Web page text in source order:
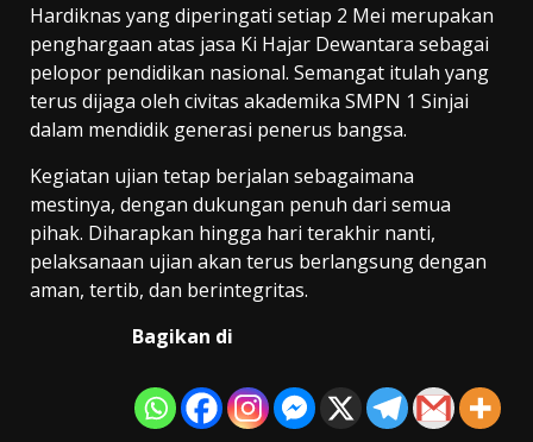
Hardiknas yang diperingati setiap 2 Mei merupakan
penghargaan atas jasa Ki Hajar Dewantara sebagai
pelopor pendidikan nasional. Semangat itulah yang
terus dijaga oleh civitas akademika SMPN 1 Sinjai
dalam mendidik generasi penerus bangsa.
Kegiatan ujian tetap berjalan sebagaimana
mestinya, dengan dukungan penuh dari semua
pihak. Diharapkan hingga hari terakhir nanti,
pelaksanaan ujian akan terus berlangsung dengan
aman, tertib, dan berintegritas.
Bagikan di